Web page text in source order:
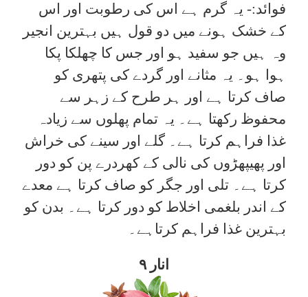
فوائد:- یہ گرم ہے اس کی رطوبت اور اس
کے خشک ہونے میں دو قول ہیں بہترین انجیر
وہ ہیں جو سفید ہو اور جس کا چھلکا پکا
ہوا ہو۔ یہ مثانے اور گردے کی پتھری کو
صاف کرتا ہے اور ہر طرح کے زہر سے
محفوظ رکھتا ہے۔ یہ تمام پھلوں سے زیادہ
غذا فراہم کرتا ہے۔ گلے اور سینے کی خراش
اور پھیپھڑوں کی نالی کے کھردرے پن کو دور
کرتا ہے۔ تلی اور جگر کو صاف کرتا ہے معدے
کے اندر بلغمی اخلاط کو دور کرتا ہے۔ بدن کو
بہترین غذا فراہم کرتاہے۔
۹ انار